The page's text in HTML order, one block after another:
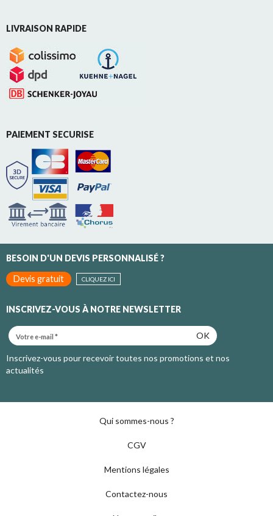
LIVRAISON RAPIDE
PAIEMENT SECURISE
BESOIN D'UN DEVIS PERSONNALISÉ ?
Devis gratuit
CLIQUEZ ICI
INSCRIVEZ-VOUS À NOTRE NEWSLETTER
OK
Inscrivez-vous pour recevoir toutes nos promotions et nos
actualités
Qui sommes-nous ?
CGV
Mentions légales
Contactez-nous